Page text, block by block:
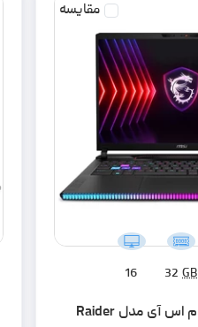
مقایسه
32GB
16
لپ تاپ 16 اینچی ام اس آی مدل Raider